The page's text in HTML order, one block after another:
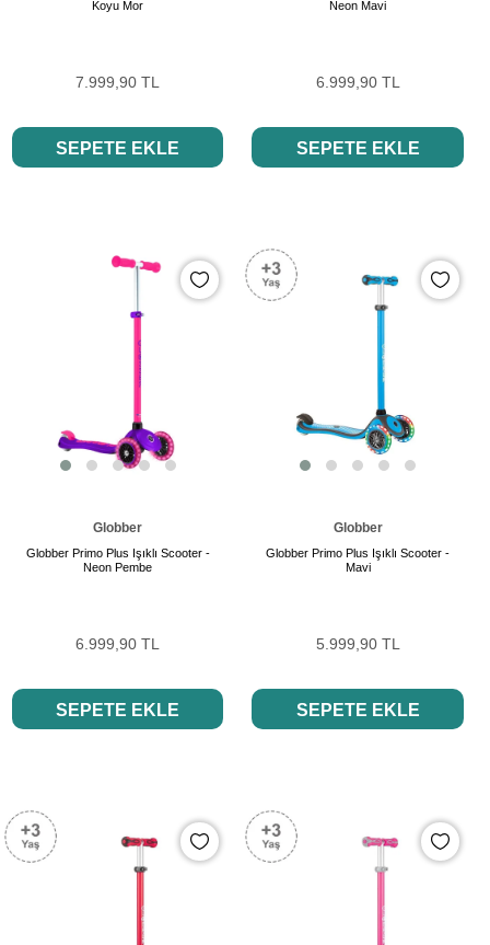
Koyu Mor
7.999,90 TL
SEPETE EKLE
Neon Mavi
6.999,90 TL
SEPETE EKLE
Globber
Globber Primo Plus Işıklı Scooter -
Neon Pembe
6.999,90 TL
SEPETE EKLE
Globber
Globber Primo Plus Işıklı Scooter -
Mavi
5.999,90 TL
SEPETE EKLE